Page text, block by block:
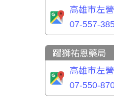
高雄市左
07-557-
躍獅祐恩藥局
高雄市左
07-550-